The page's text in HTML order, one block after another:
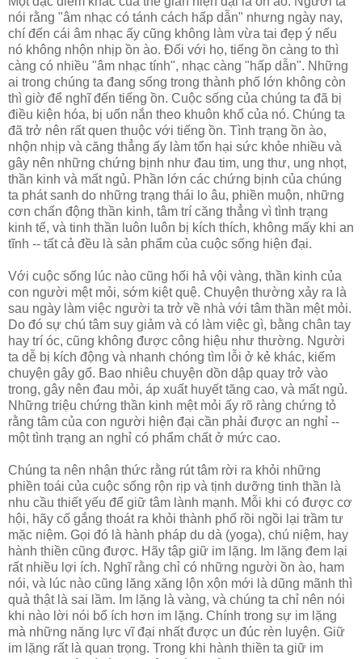
nói rằng "âm nhạc có tánh cách hấp dẫn" nhưng ngày nay,
chí đến cái âm nhạc ấy cũng không làm vừa tai đẹp ý nếu
nó không nhộn nhịp ồn ào. Ðối với họ, tiếng ồn càng to thì
càng có nhiều "âm nhạc tính", nhạc càng "hấp dẫn". Những
ai trong chúng ta đang sống trong thành phố lớn không còn
thì giờ để nghĩ đến tiếng ồn. Cuộc sống của chúng ta đã bị
điều kiện hóa, bị uốn nắn theo khuôn khổ của nó. Chúng ta
đã trở nên rất quen thuộc với tiếng ồn. Tình trạng ồn ào,
nhộn nhịp và căng thẳng ấy làm tổn hại sức khỏe nhiều và
gây nên những chứng bịnh như đau tim, ung thư, ung nhọt,
thần kinh và mất ngủ. Phần lớn các chứng bịnh của chúng
ta phát sanh do những trạng thái lo âu, phiền muộn, những
cơn chấn động thần kinh, tâm trí căng thẳng vì tình trạng
kinh tế, và tinh thần luôn luôn bị kích thích, không mấy khi an
tĩnh -- tất cả đều là sản phẩm của cuộc sống hiện đại.
Với cuộc sống lúc nào cũng hối hả vội vàng, thần kinh của
con người mệt mỏi, sớm kiệt quệ. Chuyện thường xảy ra là
sau ngày làm việc người ta trở về nhà với tâm thần mệt mỏi.
Do đó sự chú tâm suy giảm và có làm việc gì, bằng chân tay
hay trí óc, cũng không được công hiệu như thường. Người
ta dễ bị kích động và nhanh chóng tìm lỗi ở kẻ khác, kiếm
chuyện gây gổ. Bao nhiêu chuyện dồn dập quay trở vào
trong, gây nên đau mỏi, áp xuất huyết tăng cao, và mất ngủ.
Những triệu chứng thần kinh mệt mỏi ấy rõ ràng chứng tỏ
rằng tâm của con người hiện đại cần phải được an nghỉ --
một tình trạng an nghỉ có phẩm chất ở mức cao.
Chúng ta nên nhận thức rằng rút tâm rời ra khỏi những
phiền toái của cuộc sống rộn rịp và tịnh dưỡng tinh thần là
nhu cầu thiết yếu để giữ tâm lành mạnh. Mỗi khi có được cơ
hội, hãy cố gắng thoát ra khỏi thành phố rồi ngồi lại trầm tư
mặc niệm. Gọi đó là hành pháp du dà (yoga), chú niệm, hay
hành thiền cũng được. Hãy tập giữ im lặng. Im lặng đem lại
rất nhiều lợi ích. Nghĩ rằng chỉ có những người ồn ào, ham
nói, và lúc nào cũng lăng xăng lộn xộn mới là dũng mãnh thì
quả thật là sai lầm. Im lặng là vàng, và chúng ta chỉ nên nói
khi nào lời nói bổ ích hơn im lặng. Chính trong sự im lặng
mà những năng lực vĩ đại nhất được un đúc rèn luyện. Giữ
im lặng rất là quan trọng. Trong khi hành thiền ta giữ im